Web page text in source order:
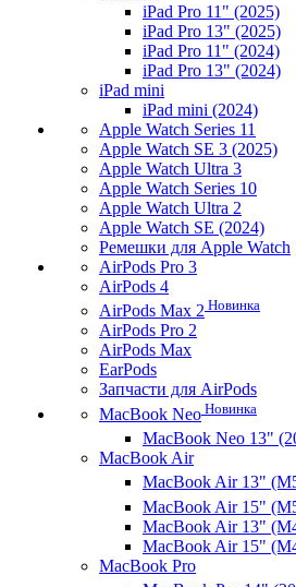
iPad Pro 11" (2025)
iPad Pro 13" (2025)
iPad Pro 11" (2024)
iPad Pro 13" (2024)
iPad mini
iPad mini (2024)
Apple Watch Series 11
Apple Watch SE 3 (2025)
Apple Watch Ultra 3
Apple Watch Series 10
Apple Watch Ultra 2
Apple Watch SE (2024)
Ремешки для Apple Watch
AirPods Pro 3
AirPods 4
AirPods Max 2 Новинка
AirPods Pro 2
AirPods Max
EarPods
Запчасти для AirPods
MacBook Neo Новинка
MacBook Neo 13"
MacBook Air
MacBook Air 13"
MacBook Air 15"
MacBook Air 13"
MacBook Air 15"
MacBook Pro